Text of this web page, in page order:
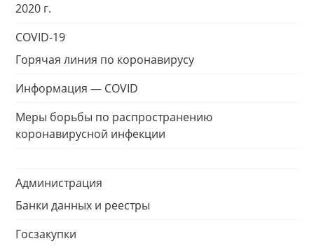
2020 г.
COVID-19
Горячая линия по коронавирусу
Информация — COVID
Меры борьбы по распространению
коронавирусной инфекции
Администрация
Банки данных и реестры
Госзакупки